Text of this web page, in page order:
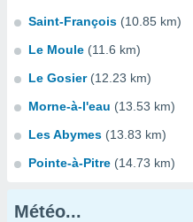
Saint-François (10.85 km)
Le Moule (11.6 km)
Le Gosier (12.23 km)
Morne-à-l'eau (13.53 km)
Les Abymes (13.83 km)
Pointe-à-Pitre (14.73 km)
Météo...